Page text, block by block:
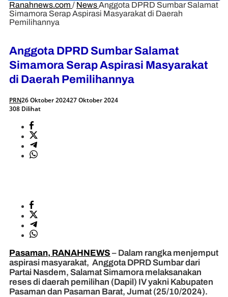
Ranahnews.com / NewsAnggota DPRD Sumbar Salamat
Simamora Serap Aspirasi Masyarakat di Daerah
Pemilihannya
Anggota DPRD Sumbar Salamat
Simamora Serap Aspirasi Masyarakat
di Daerah Pemilihannya
PRN26 Oktober 202427 Oktober 2024
308 Dilihat
Pasaman, RANAHNEWS – Dalam rangka menjemput
aspirasi masyarakat, Anggota DPRD Sumbar dari
Partai Nasdem, Salamat Simamora melaksanakan
reses di daerah pemilihan (Dapil) IV yakni Kabupaten
Pasaman dan Pasaman Barat, Jumat (25/10/2024).